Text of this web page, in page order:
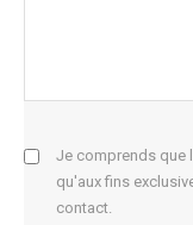
Je comprends que
qu'aux fins
contact.